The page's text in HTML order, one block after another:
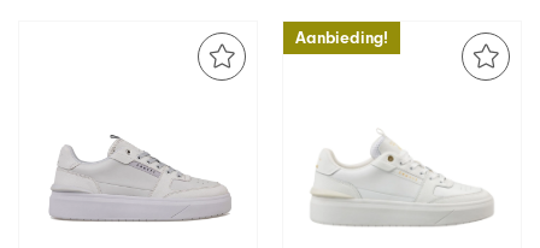
Aanbieding!